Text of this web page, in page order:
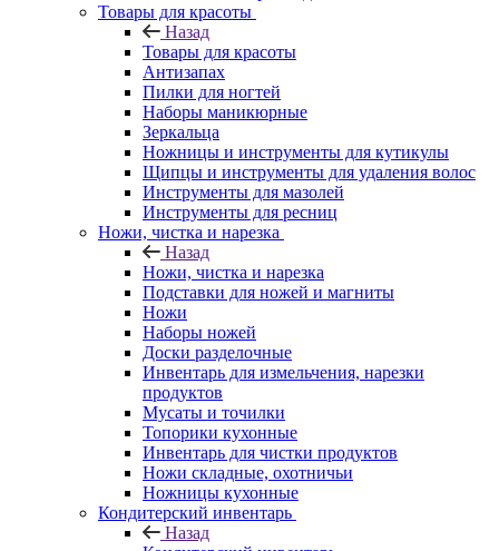
Товары для красоты
Назад
Товары для красоты
Антизапах
Пилки для ногтей
Наборы маникюрные
Зеркальца
Ножницы и инструменты для кутикулы
Щипцы и инструменты для удаления волос
Инструменты для мазолей
Инструменты для ресниц
Ножи, чистка и нарезка
Назад
Ножи, чистка и нарезка
Подставки для ножей и магниты
Ножи
Наборы ножей
Доски разделочные
Инвентарь для измельчения, нарезки
продуктов
Мусаты и точилки
Топорики кухонные
Инвентарь для чистки продуктов
Ножи складные, охотничьи
Ножницы кухонные
Кондитерский инвентарь
Назад